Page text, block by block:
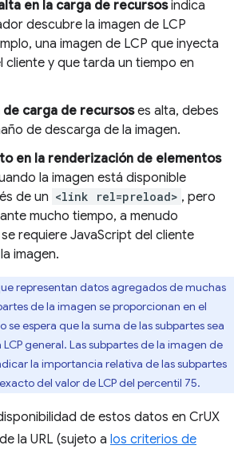
en la carga de recursosindica
descubre la imagen de LCP
una imagen de LCP que inyecta
cliente y que tarda un tiempo en
de carga de recursoses alta, debes
de descarga de la imagen.
en la renderización de elementos
la imagen está disponible
de un <link rel=preload> , pero
mucho tiempo, a menudo
requiere JavaScript del cliente
imagen.
representan datos agregados de muchas
de la imagen se proporcionan en el
se espera que la suma de las subpartes sea
general. Las subpartes de la imagen de
la importancia relativa de las subpartes
del valor de LCP del percentil 75.
de estos datos en CrUX
la URL (sujeto a los criterios de